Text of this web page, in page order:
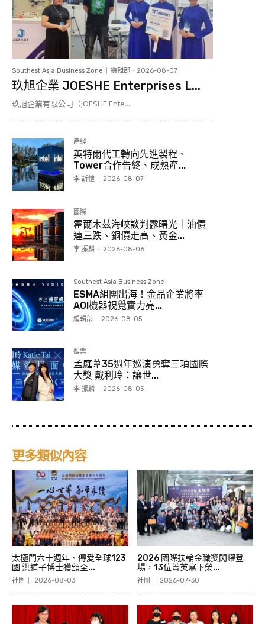
Southest Asia Business Zone 編輯部 - 2026-08-07
玖旭企業 JOESHE Enterprises L...
玖旭企業有限公司（JOESHE Ente...
產經
英特爾代工轉向先進製程、
Tower合作告終、成熟產...
李 訢愷 - 2026-08-07
國際
霍爾木茲海峽談判露曙光｜油價
連三跌、銅價走高、黃金...
李 振麟 - 2026-08-06
Southest Asia Business Zone
ESMA組團出海！金品企業將率
AOI機器視覺實力亮...
編輯部 - 2026-08-05
娛樂
孟庭葦35週年巡演勇奪三項國際
大獎 戴利玲：讓世...
李 振麟 - 2026-08-05
更多類似內容
太極門六十週年、傳愛全球123
國 洪道子博士獲頒全...
社團 2026-08-03
2026 國際扶輪金職獎閃耀登
場，13位菁英寫下榮...
社團 2026-07-30